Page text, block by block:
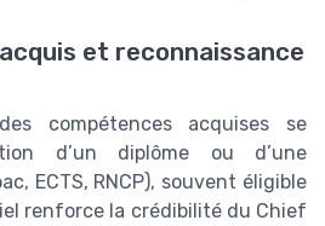
et reconnaissance
compétences acquises se
d’un diplôme ou d’une
ECTS, RNCP), souvent éligible
renforce la crédibilité du Chief